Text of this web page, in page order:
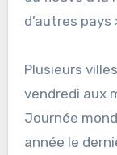
d’autres pays
Plusieurs
vendredi aux
Journée
année le